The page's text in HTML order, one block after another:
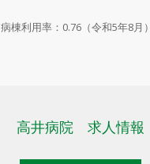
病棟利用率：0.76（令和5年8月）
高井病院 求人情報